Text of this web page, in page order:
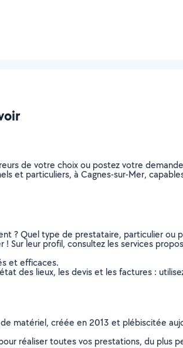
de votre choix ou postez votre
et particuliers, à Cagnes-sur-Mer,
? Quel type de prestataire, particulier ou
Sur leur profil, consultez les services
et efficaces.
des lieux, les devis et les factures :
matériel, créée en 2013 et plébiscitée
réaliser toutes vos prestations, du plus